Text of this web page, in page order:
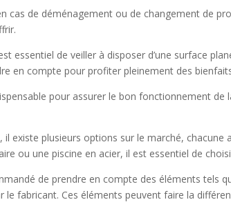
cas de déménagement ou de changement de
essentiel de veiller à disposer d’une surface
en compte pour profiter pleinement des
pour assurer le bon fonctionnement
existe plusieurs options sur le marché,
ou une piscine en acier, il est essentiel de
de prendre en compte des éléments tels
fabricant. Ces éléments peuvent faire la